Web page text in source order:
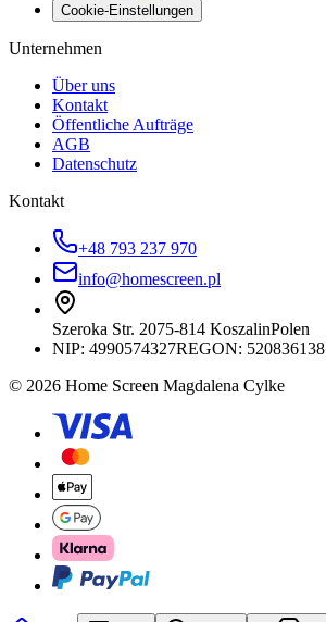
Cookie-Einstellungen
Unternehmen
Über uns
Kontakt
Öffentliche Aufträge
AGB
Datenschutz
Kontakt
+48 793 237 970
info@homescreen.pl
Szeroka Str. 2075-814 KoszalinPolen
NIP: 4990574327REGON: 520836138
© 2026 Home Screen Magdalena Cylke